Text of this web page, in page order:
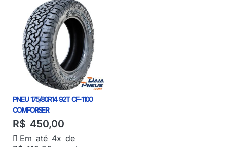
PNEU 175/80R14 92T CF-1100
COMFORSER
R$ 450,00
Em até 4x de